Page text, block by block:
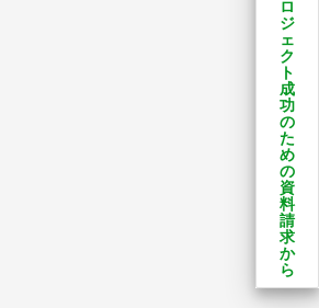
ロ
ジ
ェ
ク
ト
成
功
の
た
め
の
資
料
請
求
か
ら